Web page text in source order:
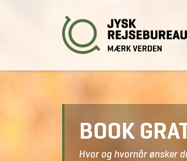
BOOK
Hvor og hvornår ønsker